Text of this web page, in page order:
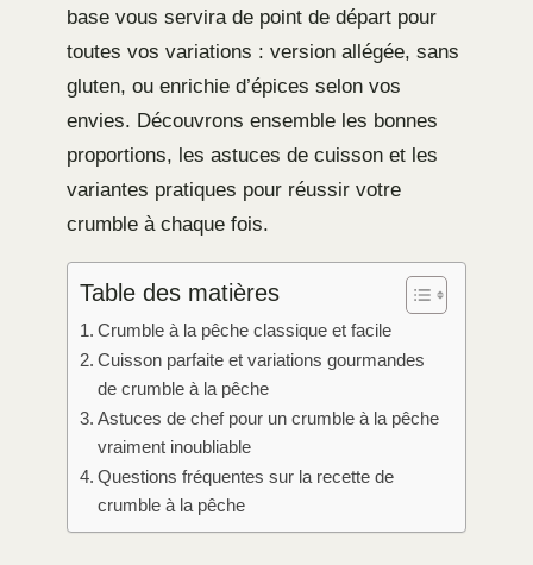
base vous servira de point de départ pour
toutes vos variations : version allégée, sans
gluten, ou enrichie d’épices selon vos
envies. Découvrons ensemble les bonnes
proportions, les astuces de cuisson et les
variantes pratiques pour réussir votre
crumble à chaque fois.
Table des matières
Crumble à la pêche classique et facile
Cuisson parfaite et variations gourmandes
de crumble à la pêche
Astuces de chef pour un crumble à la pêche
vraiment inoubliable
Questions fréquentes sur la recette de
crumble à la pêche